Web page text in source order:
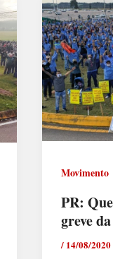
Movimento
PR:
greve
/ 14/08/2020